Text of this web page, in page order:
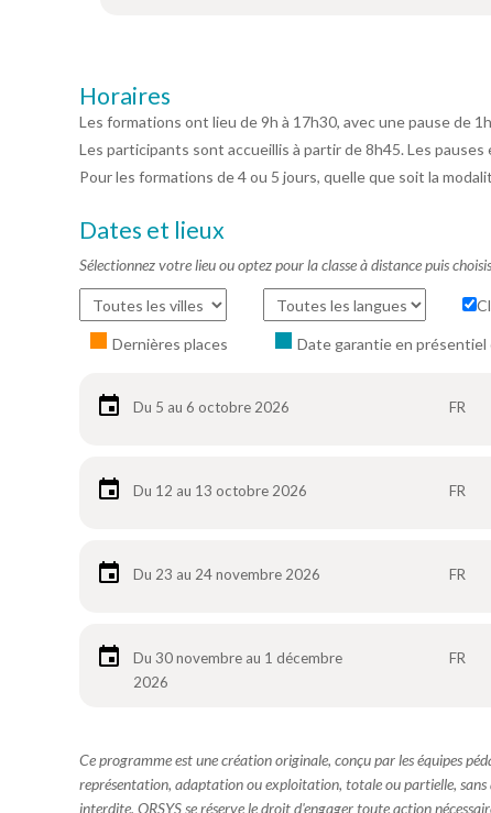
Horaires
Les formations ont lieu de 9h à 17h30, avec une pause de
Les participants sont accueillis à partir de 8h45. Les
Pour les formations de 4 ou 5 jours, quelle que soit la
Dates et lieux
Sélectionnez votre lieu ou optez pour la classe à distance puis
Dernières places Date garantie en présentiel
Du 5 au 6 octobre 2026 FR
Du 12 au 13 octobre 2026 FR
Du 23 au 24 novembre 2026 FR
Du 30 novembre au 1 décembre
2026
FR
Ce programme est une création originale, conçu par les équipes
représentation, adaptation ou exploitation, totale ou partielle,
interdite. ORSYS se réserve le droit d'engager toute action